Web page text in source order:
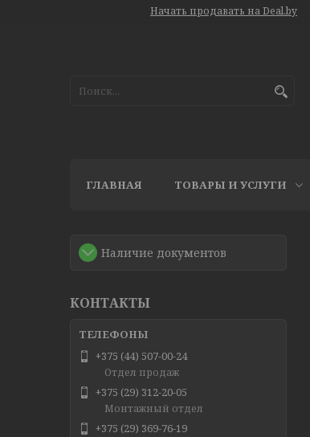
Начать продавать на Deal.by
ГЛАВНАЯ ТОВАРЫ И УСЛУГИ
Наличие документов
КОНТАКТЫ
+375 (44) 507-00-24
Отдел продаж
+375 (29) 312-20-05
Монтажный отдел
+375 (29) 369-76-19